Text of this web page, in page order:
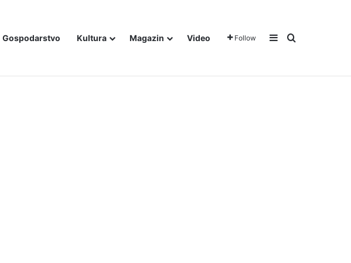
Gospodarstvo Kultura Magazin Video Follow Sidebar
Traži